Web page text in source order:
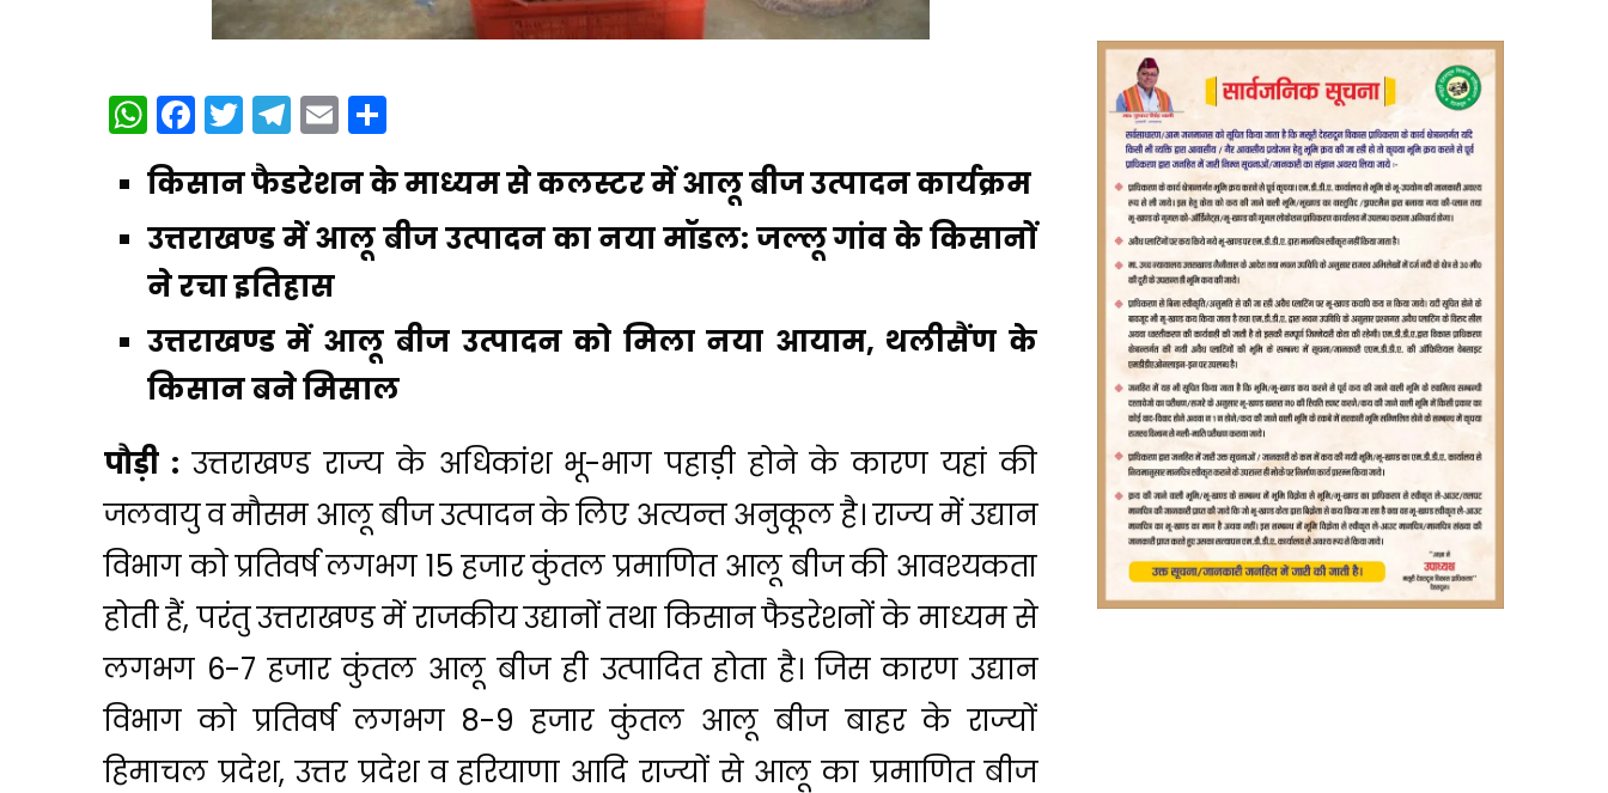
WhatsApp
Facebook
Twitter
Telegram
Email
किसान फैडरेशन के माध्यम से कलस्टर में आलू बीज उत्पादन कार्यक्रम
उत्तराखण्ड में आलू बीज उत्पादन का नया मॉडल: जल्लू गांव के किसानों
ने रचा इतिहास
उत्तराखण्ड में आलू बीज उत्पादन को मिला नया आयाम, थलीसैंण के
किसान बने मिसाल
पौड़ी : उत्तराखण्ड राज्य के अधिकांश भू-भाग पहाड़ी होने के कारण यहां की
जलवायु व मौसम आलू बीज उत्पादन के लिए अत्यन्त अनुकूल है। राज्य में उद्यान
विभाग को प्रतिवर्ष लगभग 15 हजार कुंतल प्रमाणित आलू बीज की आवश्यकता
होती हैं, परंतु उत्तराखण्ड में राजकीय उद्यानों तथा किसान फैडरेशनों के माध्यम से
लगभग 6-7 हजार कुंतल आलू बीज ही उत्पादित होता है। जिस कारण उद्यान
विभाग को प्रतिवर्ष लगभग 8-9 हजार कुंतल आलू बीज बाहर के राज्यों
हिमाचल प्रदेश, उत्तर प्रदेश व हरियाणा आदि राज्यों से आलू का प्रमाणित बीज